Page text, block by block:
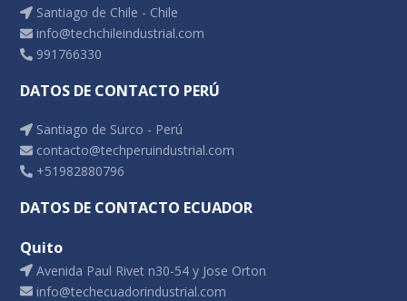
Santiago de Chile - Chile
info@techchileindustrial.com
991766330
DATOS DE CONTACTO PERÚ
Santiago de Surco - Perú
contacto@techperuindustrial.com
+51982880796
DATOS DE CONTACTO ECUADOR
Quito
Avenida Paul Rivet n30-54 y Jose Orton
info@techecuadorindustrial.com